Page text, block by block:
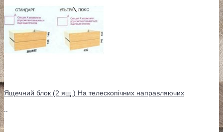
Ящечний блок (2 ящ.) На телескопічних направляючих